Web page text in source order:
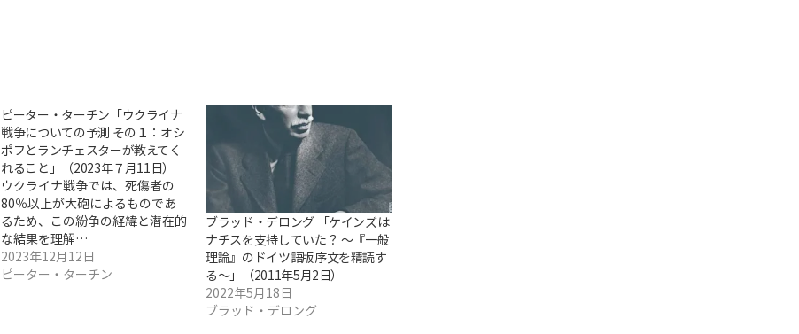
ピーター・ターチン「ウクライナ
戦争についての予測 その１：オシ
ポフとランチェスターが教えてく
れること」（2023年７月11日）
ウクライナ戦争では、死傷者の
80％以上が大砲によるものであ
るため、この紛争の経緯と潜在的
な結果を理解…
2023年12月12日
ピーター・ターチン
ブラッド・デロング 「ケインズは
ナチスを支持していた？ ～『一般
理論』のドイツ語版序文を精読す
る～」（2011年5月2日）
2022年5月18日
ブラッド・デロング